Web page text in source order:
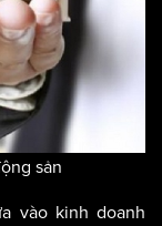
sản
vào kinh doanh